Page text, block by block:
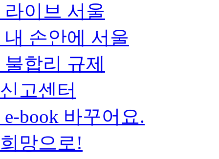
라이브 서울
내 손안에 서울
불합리 규제
신고센터
e-book 바꾸어요.
희망으로!